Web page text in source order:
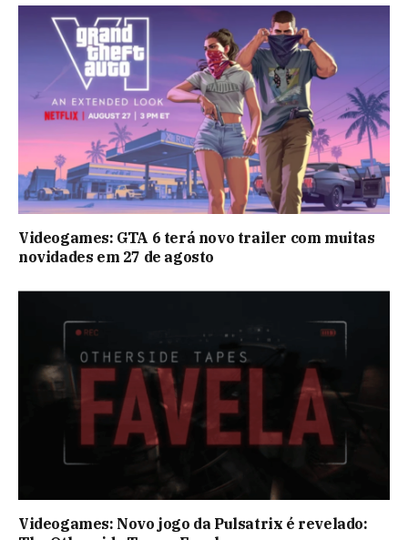
Videogames: GTA 6 terá novo trailer com muitas
novidades em 27 de agosto
Videogames: Novo jogo da Pulsatrix é revelado: